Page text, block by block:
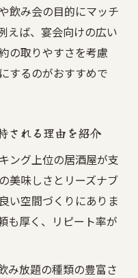
飲み会の目的にマッチ
えば、宴会向けの広い
の取りやすさを考慮
するのがおすすめで
される理由を紹介
ング上位の居酒屋が支
美味しさとリーズナブ
い空間づくりにありま
も厚く、リピート率が
み放題の種類の豊富さ